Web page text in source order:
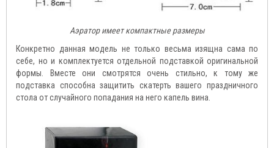
Аэратор имеет компактные размеры
Конкретно данная модель не только весьма изящна сама по
себе, но и комплектуется отдельной подставкой оригинальной
формы. Вместе они смотрятся очень стильно, к тому же
подставка способна защитить скатерть вашего праздничного
стола от случайного попадания на него капель вина.